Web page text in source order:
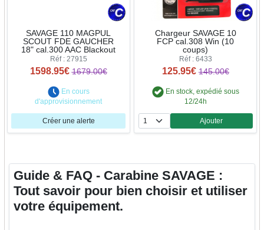
SAVAGE 110 MAGPUL
SCOUT FDE GAUCHER
18" cal.300 AAC Blackout
Réf : 27915
1598.95€ 1679.00€
En cours
d'approvisionnement
Créer une alerte
Chargeur SAVAGE 10
FCP cal.308 Win (10
coups)
Réf : 6433
125.95€ 145.00€
En stock, expédié sous
12/24h
Quantité
Ajouter
Guide & FAQ - Carabine SAVAGE :
Tout savoir pour bien choisir et utiliser
votre équipement.